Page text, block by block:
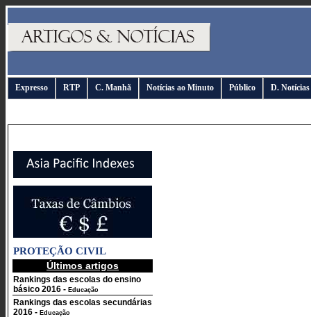
Expresso RTP C. Manhã Notícias ao Minuto Público D. Notícias
PROTEÇÃO CIVIL
Últimos artigos
Rankings das escolas do ensino
básico 2016 - Educação
Rankings das escolas secundárias
2016 - Educação